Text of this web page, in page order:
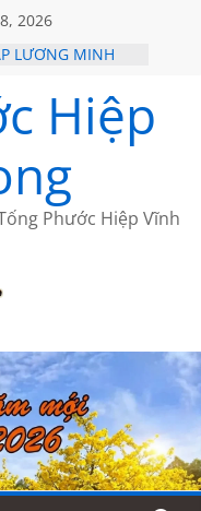
2026
LƯƠNG MINH
NHỮNG TRANG
LỆ DUNG
Hiệp
Phước Hiệp Vĩnh